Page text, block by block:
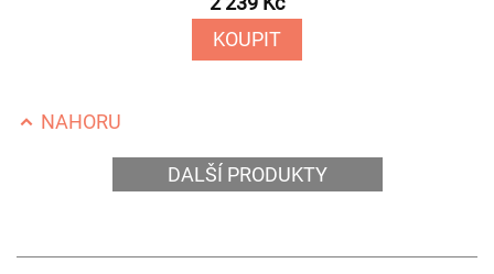
KOUPIT
NAHORU
DALŠÍ PRODUKTY